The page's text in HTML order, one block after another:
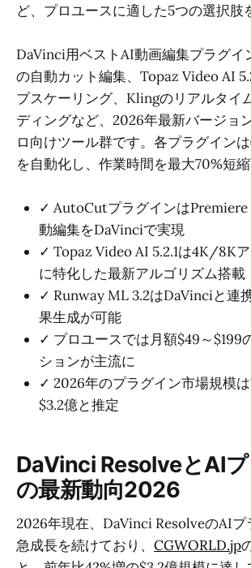
ど、プロユースに適した5つの選択肢
DaVinci用ベストAI動画編集プラグ
の自動カット編集、Topaz Video AI
プスケーリング、Klingのリアルタイ
ディングなど、2026年最新バージョ
ロ向けツール群です。各プラグイン
を自動化し、作業時間を最大70%短縮
✓ AutoCutプラグインはPremiere
動編集をDaVinciで実現
✓ Topaz Video AI 5.2.1は4K/8K
に特化した最新アルゴリズム搭載
✓ Runway ML 3.2はDaVinciと連
果生成が可能
✓ プロユースでは月額$49～$199
ションが主流に
✓ 2026年のプラグイン市場規模
$3.2億と推定
DaVinci ResolveとAI
の最新動向2026
2026年現在、DaVinci ResolveのAIプ
急成長を続けており、 CGWORLD.jp